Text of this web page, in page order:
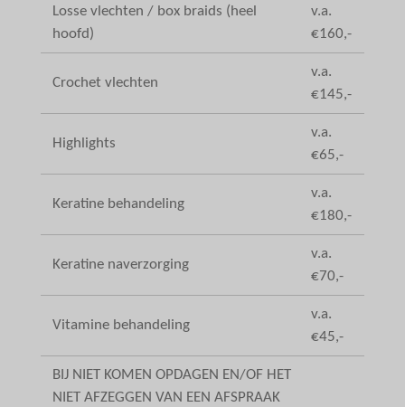
Losse vlechten / box braids (heel
hoofd)
v.a.
€160,-
Crochet vlechten
v.a.
€145,-
Highlights
v.a.
€65,-
Keratine behandeling
v.a.
€180,-
Keratine naverzorging
v.a.
€70,-
Vitamine behandeling
v.a.
€45,-
BIJ NIET KOMEN OPDAGEN EN/OF HET
NIET AFZEGGEN VAN EEN AFSPRAAK